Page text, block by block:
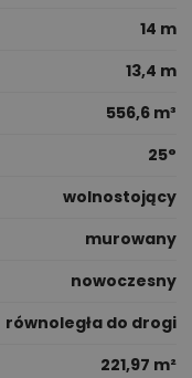
14 m
13,4 m
556,6 m³
25°
wolnostojący
murowany
nowoczesny
równoległa do drogi
221,97 m²